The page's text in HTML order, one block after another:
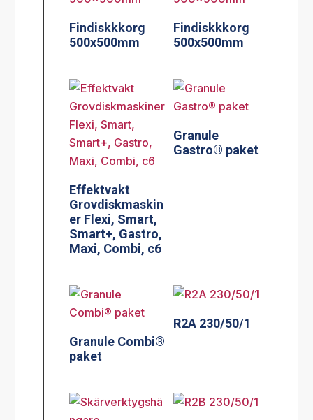
Findiskkkorg
500x500mm
Findiskkkorg
500x500mm
Effektvakt
Grovdiskmaskin
er Flexi, Smart,
Smart+, Gastro,
Maxi, Combi, c6
Granule
Gastro® paket
Granule Combi®
paket
R2A 230/50/1